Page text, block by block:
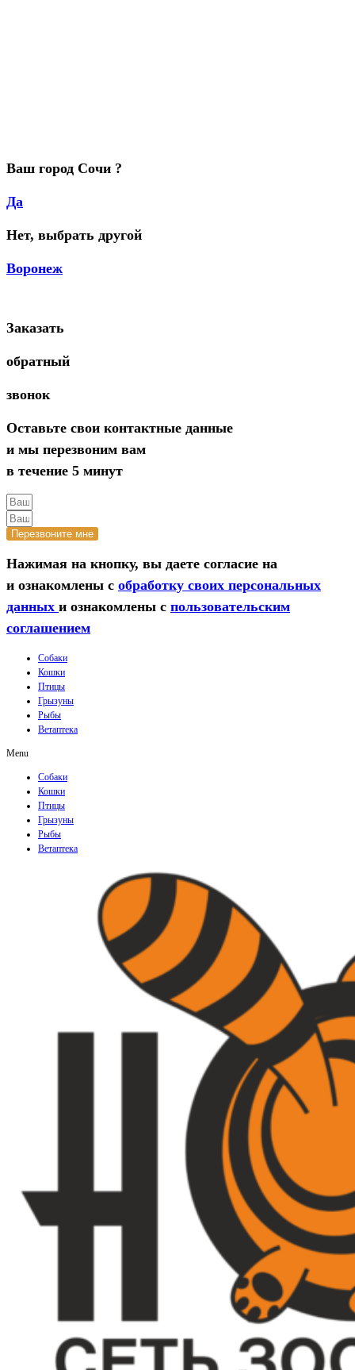
Ваш город Сочи ?
Да
Нет, выбрать другой
Воронеж
Заказать
обратный
звонок
Оставьте свои контактные данные
и мы перезвоним вам
в течение 5 минут
Перезвоните мне
Нажимая на кнопку, вы даете согласие на
и ознакомлены с обработку своих персональных
данных и ознакомлены с пользовательским
соглашением
Собаки
Кошки
Птицы
Грызуны
Рыбы
Ветаптека
Menu
Собаки
Кошки
Птицы
Грызуны
Рыбы
Ветаптека